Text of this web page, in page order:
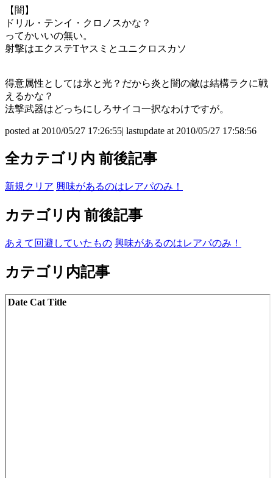
【闇】
ドリル・テンイ・クロノスかな？
ってかいいの無い。
射撃はエクステTヤスミとユニクロスカソ
得意属性としては氷と光？だから炎と闇の敵は結構ラクに戦
えるかな？
法撃武器はどっちにしろサイコ一択なわけですが。
posted at 2010/05/27 17:26:55| lastupdate at 2010/05/27 17:58:56
全カテゴリ内 前後記事
新規クリア 興味があるのはレアパのみ！
カテゴリ内 前後記事
あえて回避していたもの 興味があるのはレアパのみ！
カテゴリ内記事